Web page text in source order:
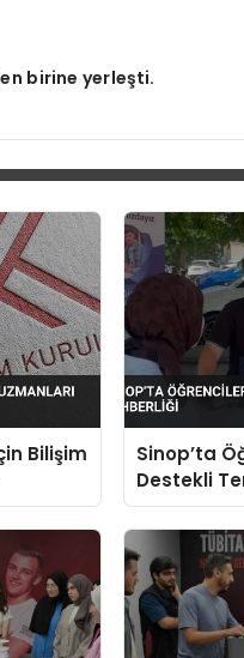
birine yerleşti.
Bilişim
Sinop’ta
Destekli